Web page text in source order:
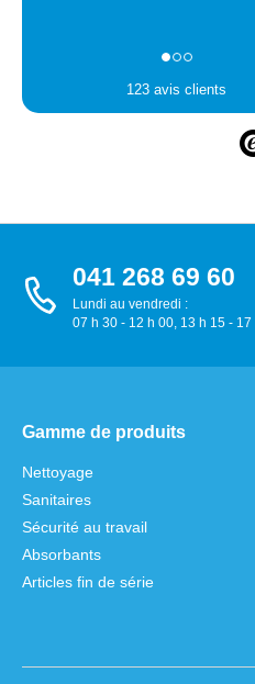
123 avis clients
041 268 69 60
Lundi au vendredi :
07 h 30 - 12 h 00, 13 h 15 - 17
Gamme de produits
Nettoyage
Sanitaires
Sécurité au travail
Absorbants
Articles fin de série